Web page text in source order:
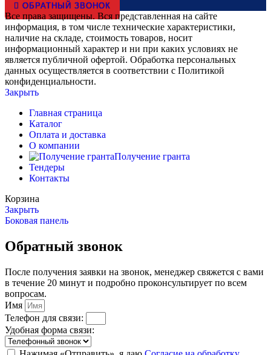
ОБРАТНЫЙ ЗВОНОК
Все права защищены. Вся представленная на сайте
информация, в том числе технические характеристики,
наличие на складе, стоимость товаров, носит
информационный характер и ни при каких условиях не
является публичной офертой. Обработка персональных
данных осуществляется в соответствии с Политикой
конфиденциальности.
Закрыть
Главная страница
Каталог
Оплата и доставка
О компании
Получение гранта
Тендеры
Контакты
Корзина
Закрыть
Боковая панель
Обратный звонок
После получения заявки на звонок, менеджер свяжется с вами
в течение 20 минут и подробно проконсультирует по всем
вопросам.
Имя
Телефон для связи:
Удобная форма связи: